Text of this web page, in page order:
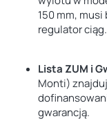
150 mm,
regulator ciąg.
Lista ZUM i
Monti)
gwarancją.